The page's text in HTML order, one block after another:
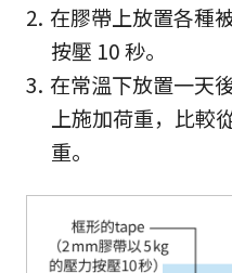
在膠帶上放置各種
按壓 10 秒。
在常溫下放置一天
上施加荷重，比較
重。